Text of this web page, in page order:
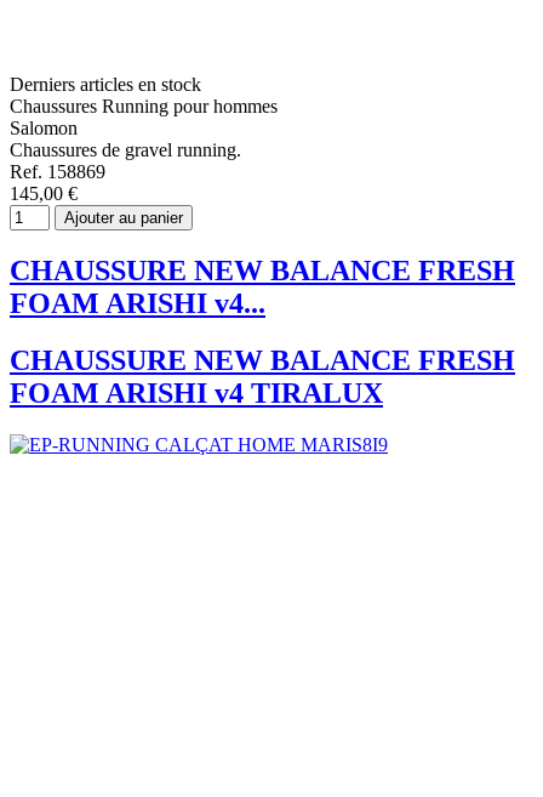
Derniers articles en stock
Chaussures Running pour hommes
Salomon
Chaussures de gravel running.
Ref. 158869
145,00 €
Ajouter au panier
CHAUSSURE NEW BALANCE FRESH
FOAM ARISHI v4...
CHAUSSURE NEW BALANCE FRESH
FOAM ARISHI v4 TIRALUX